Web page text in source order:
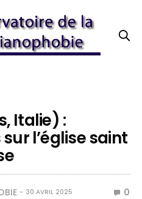
Italie) :
l’église saint
30 AVRIL 2025 0